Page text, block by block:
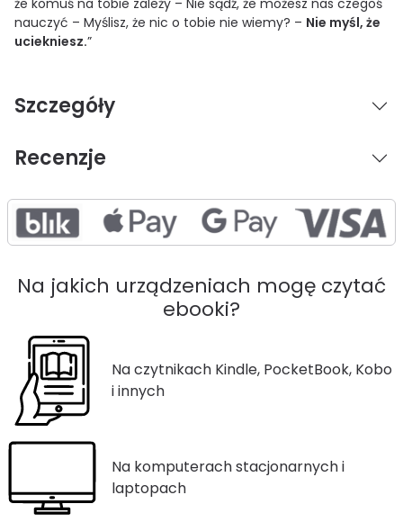
nauczyć – Myślisz, że nic o tobie nie wiemy? – Nie myśl, że
uciekniesz.”
Szczegóły
Recenzje
Na jakich urządzeniach mogę czytać
ebooki?
Na czytnikach Kindle, PocketBook, Kobo
i innych
Na komputerach stacjonarnych i
laptopach